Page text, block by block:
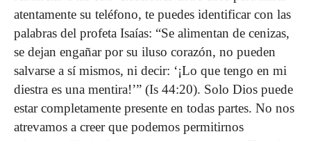
atentamente su teléfono, te puedes identificar con las
palabras del profeta Isaías: “Se alimentan de cenizas,
se dejan engañar por su iluso corazón, no pueden
salvarse a sí mismos, ni decir: ‘¡Lo que tengo en mi
diestra es una mentira!’” (Is 44:20). Solo Dios puede
estar comple­tamente presente en todas partes. No nos
atrevamos a creer que podemos permitirnos